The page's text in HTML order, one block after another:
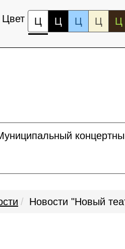
Цвет Ц Ц Ц Ц Ц
Новости "Новый